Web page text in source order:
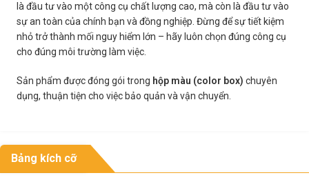
là đầu tư vào một công cụ chất lượng cao, mà còn là đầu tư vào
sự an toàn của chính bạn và đồng nghiệp. Đừng để sự tiết kiệm
nhỏ trở thành mối nguy hiểm lớn – hãy luôn chọn đúng công cụ
cho đúng môi trường làm việc.
Sản phẩm được đóng gói trong hộp màu (color box) chuyên
dụng, thuận tiện cho việc bảo quản và vận chuyển.
Bảng kích cỡ